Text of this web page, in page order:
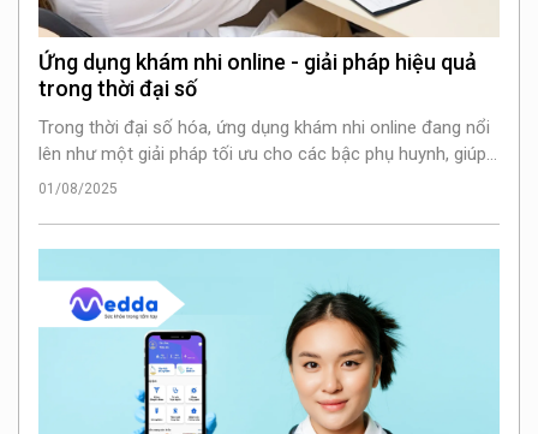
Ứng dụng khám nhi online - giải pháp hiệu quả
trong thời đại số
Trong thời đại số hóa, ứng dụng khám nhi online đang nổi
lên như một giải pháp tối ưu cho các bậc phụ huynh, giúp
tiết kiệm thời gian
01/08/2025